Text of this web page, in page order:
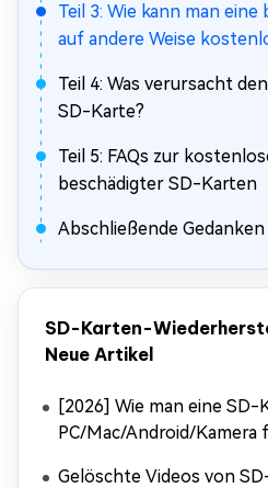
Teil 3: Wie kann man
auf andere Weise
Teil 4: Was verursacht
SD-Karte?
Teil 5: FAQs zur
beschädigter SD-Karten
Abschließende Gedanken
SD-Karten-
Neue Artikel
[2026] Wie man eine SD-
PC/Mac/Android/
Gelöschte Videos von